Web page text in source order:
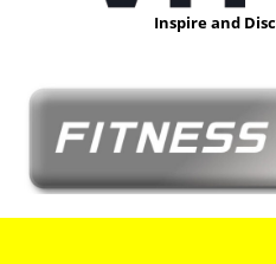
Inspire and